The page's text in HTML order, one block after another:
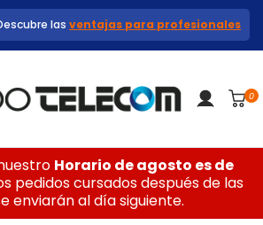
las ventajas para profesionales
0
Horario de agosto es de
pedidos cursados después de las
enviarán al día siguiente.